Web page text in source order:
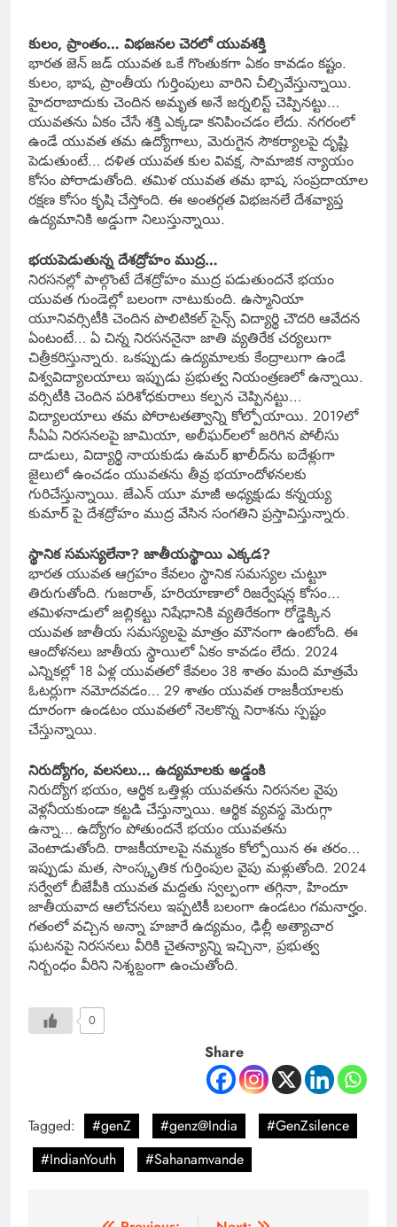
కులం, ప్రాంతం… విభజనల చెరలో యువశక్తి
భారత జెన్ జడ్ యువత ఒకే గొంతుకగా ఏకం కావడం కష్టం.
కులం, భాష, ప్రాంతీయ గుర్తింపులు వారిని చీల్చివేస్తున్నాయి.
హైదరాబాదుకు చెందిన అమృత అనే జర్నలిస్ట్ చెప్పినట్టు…
యువతను ఏకం చేసే శక్తి ఎక్కడా కనిపించడం లేదు. నగరంలో
ఉండే యువత తమ ఉద్యోగాలు, మెరుగైన సౌకర్యాలపై దృష్టి
పెడుతుంటే… దళిత యువత కుల వివక్ష, సామాజిక న్యాయం
కోసం పోరాడుతోంది. తమిళ యువత తమ భాష, సంప్రదాయాల
రక్షణ కోసం కృషి చేస్తోంది. ఈ అంతర్గత విభజనలే దేశవ్యాప్త
ఉద్యమానికి అడ్డుగా నిలుస్తున్నాయి.
భయపెడుతున్న దేశద్రోహం ముద్ర…
నిరసనల్లో పాల్గొంటే దేశద్రోహం ముద్ర పడుతుందనే భయం
యువత గుండెల్లో బలంగా నాటుకుంది. ఉస్మానియా
యూనివర్సిటీకి చెందిన పొలిటికల్ సైన్స్ విద్యార్థి చౌదరి ఆవేదన
ఏంటంటే… ఏ చిన్న నిరసననైనా జాతి వ్యతిరేక చర్యలుగా
చిత్రీకరిస్తున్నారు. ఒకప్పుడు ఉద్యమాలకు కేంద్రాలుగా ఉండే
విశ్వవిద్యాలయాలు ఇప్పుడు ప్రభుత్వ నియంత్రణలో ఉన్నాయి.
వర్సిటీకి చెందిన పరిశోధకురాలు కల్పన చెప్పినట్టు…
విద్యాలయాలు తమ పోరాటతత్వాన్ని కోల్పోయాయి. 2019లో
సీఏఏ నిరసనలపై జామియా, అలీఘర్‌లలో జరిగిన పోలీసు
దాడులు, విద్యార్థి నాయకుడు ఉమర్ ఖాలీద్‌ను ఐదేళ్లుగా
జైలులో ఉంచడం యువతను తీవ్ర భయాందోళనలకు
గురిచేస్తున్నాయి. జేఎన్ యూ మాజీ అధ్యక్షుడు కన్నయ్య
కుమార్ పై దేశద్రోహం ముద్ర వేసిన సంగతిని ప్రస్తావిస్తున్నారు.
స్థానిక సమస్యలేనా? జాతీయస్థాయి ఎక్కడ?
భారత యువత ఆగ్రహం కేవలం స్థానిక సమస్యల చుట్టూ
తిరుగుతోంది. గుజరాత్, హరియాణాలో రిజర్వేషన్ల కోసం..‌.
తమిళనాడులో జల్లికట్టు నిషేధానికి వ్యతిరేకంగా రోడ్డెక్కిన
యువత జాతీయ సమస్యలపై మాత్రం మౌనంగా ఉంటోంది. ఈ
ఆందోళనలు జాతీయ స్థాయిలో ఏకం కావడం లేదు. 2024
ఎన్నికల్లో 18 ఏళ్ల యువతలో కేవలం 38 శాతం మంది మాత్రమే
ఓటర్లుగా నమోదవడం… 29 శాతం యువత రాజకీయాలకు
దూరంగా ఉండటం యువతలో నెలకొన్న నిరాశను స్పష్టం
చేస్తున్నాయి.
నిరుద్యోగం, వలసలు… ఉద్యమాలకు అడ్డంకి
నిరుద్యోగ భయం, ఆర్థిక ఒత్తిళ్లు యువతను నిరసనల వైపు
వెళ్లనీయకుండా కట్టడి చేస్తున్నాయి. ఆర్థిక వ్యవస్థ మెరుగ్గా
ఉన్నా… ఉద్యోగం పోతుందనే భయం యువతను
వెంటాడుతోంది. రాజకీయాలపై నమ్మకం కోల్పోయిన ఈ తరం…
ఇప్పుడు మత, సాంస్కృతిక గుర్తింపుల వైపు మళ్లుతోంది. 2024
సర్వేలో బీజేపీకి యువత మద్దతు స్వల్పంగా తగ్గినా, హిందూ
జాతీయవాద ఆలోచనలు ఇప్పటికీ బలంగా ఉండటం గమనార్హం.
గతంలో వచ్చిన అన్నా హజారే ఉద్యమం, ఢిల్లీ అత్యాచార
ఘటనపై నిరసనలు వీరికి చైతన్యాన్ని ఇచ్చినా, ప్రభుత్వ
నిర్బంధం వీరిని నిశ్శబ్దంగా ఉంచుతోంది.
0
Share
Tagged: #genZ #genz@India
#GenZsilence
#IndianYouth
#Sahanamvande